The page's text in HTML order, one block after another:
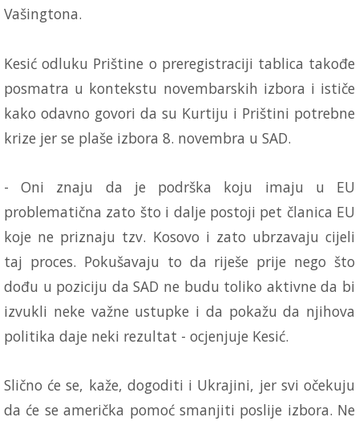
Vašingtona.
Kesić odluku Prištine o preregistraciji tablica takođe
posmatra u kontekstu novembarskih izbora i ističe
kako odavno govori da su Kurtiju i Prištini potrebne
krize jer se plaše izbora 8. novembra u SAD.
- Oni znaju da je podrška koju imaju u EU
problematična zato što i dalje postoji pet članica EU
koje ne priznaju tzv. Kosovo i zato ubrzavaju cijeli
taj proces. Pokušavaju to da riješe prije nego što
dođu u poziciju da SAD ne budu toliko aktivne da bi
izvukli neke važne ustupke i da pokažu da njihova
politika daje neki rezultat - ocjenjuje Kesić.
Slično će se, kaže, dogoditi i Ukrajini, jer svi očekuju
da će se američka pomoć smanjiti poslije izbora. Ne